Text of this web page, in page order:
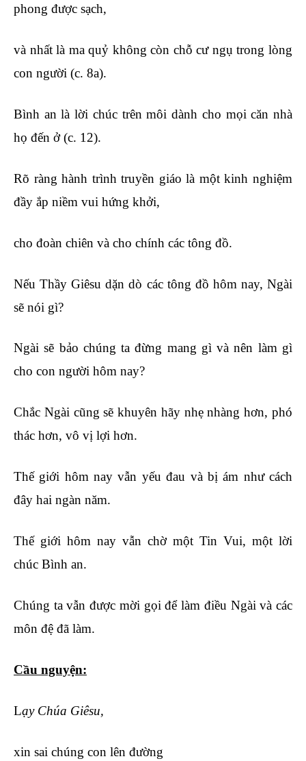
phong được sạch,
và nhất là ma quỷ không còn chỗ cư ngụ trong lòng
con người (c. 8a).
Bình an là lời chúc trên môi dành cho mọi căn nhà
họ đến ở (c. 12).
Rõ ràng hành trình truyền giáo là một kinh nghiệm
đầy ắp niềm vui hứng khởi,
cho đoàn chiên và cho chính các tông đồ.
Nếu Thầy Giêsu dặn dò các tông đồ hôm nay, Ngài
sẽ nói gì?
Ngài sẽ bảo chúng ta đừng mang gì và nên làm gì
cho con người hôm nay?
Chắc Ngài cũng sẽ khuyên hãy nhẹ nhàng hơn, phó
thác hơn, vô vị lợi hơn.
Thế giới hôm nay vẫn yếu đau và bị ám như cách
đây hai ngàn năm.
Thế giới hôm nay vẫn chờ một Tin Vui, một lời
chúc Bình an.
Chúng ta vẫn được mời gọi để làm điều Ngài và các
môn đệ đã làm.
Cầu nguyện:
Lạy Chúa Giêsu,
xin sai chúng con lên đường